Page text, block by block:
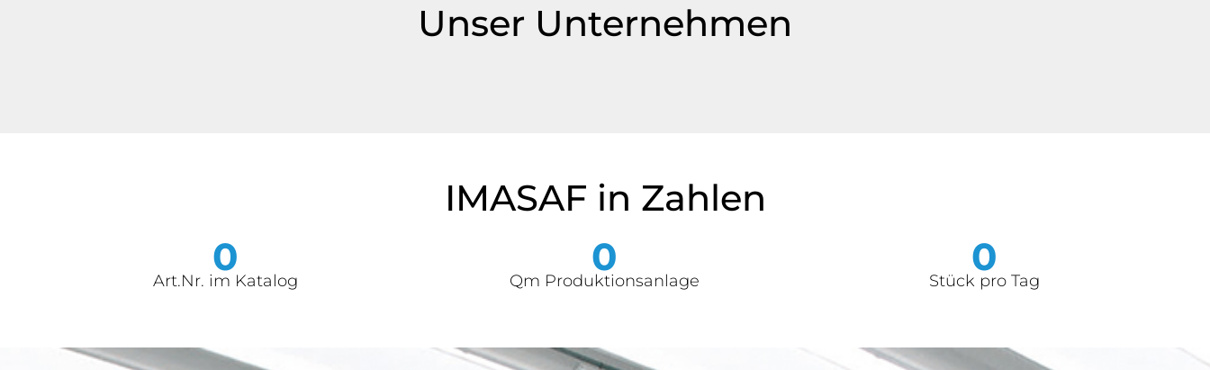
Unser Unternehmen
IMASAF in Zahlen
0
Art.Nr. im Katalog
0
Qm Produktionsanlage
0
Stück pro Tag